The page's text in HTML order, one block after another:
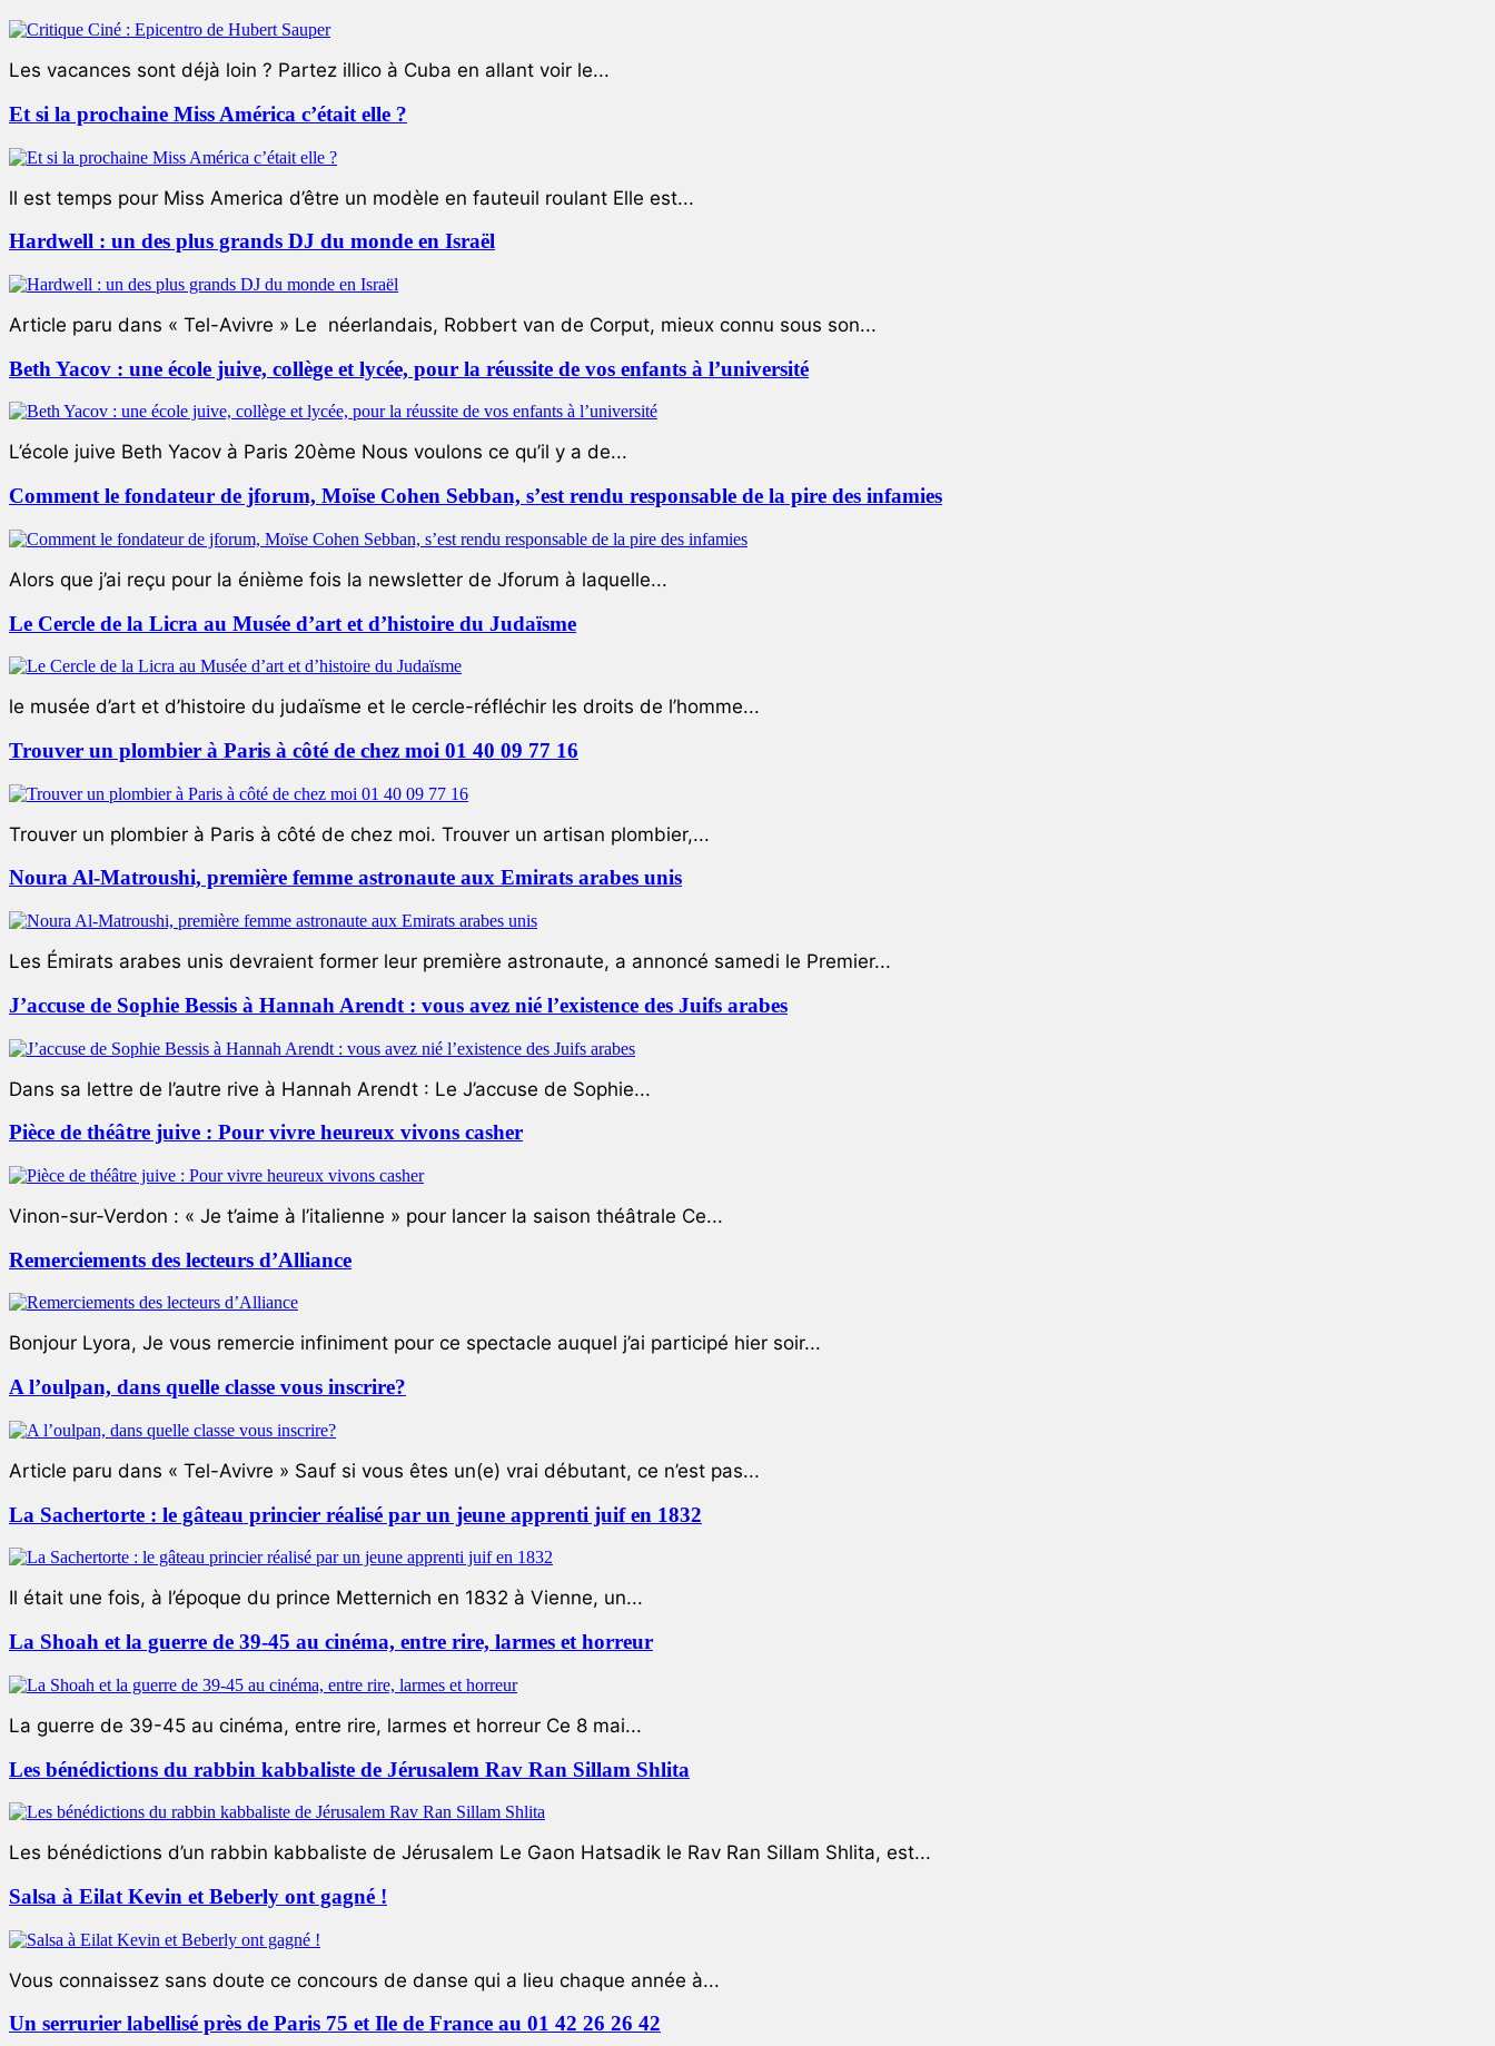
Les vacances sont déjà loin ? Partez illico à Cuba en allant voir le...
Et si la prochaine Miss América c’était elle ?
ll est temps pour Miss America d’être un modèle en fauteuil roulant Elle est...
Hardwell : un des plus grands DJ du monde en Israël
Article paru dans « Tel-Avivre » Le néerlandais, Robbert van de Corput, mieux connu sous son...
Beth Yacov : une école juive, collège et lycée, pour la réussite de vos enfants à l’université
L’école juive Beth Yacov à Paris 20ème Nous voulons ce qu’il y a de...
Comment le fondateur de jforum, Moïse Cohen Sebban, s’est rendu responsable de la pire des infamies
Alors que j’ai reçu pour la énième fois la newsletter de Jforum à laquelle...
Le Cercle de la Licra au Musée d’art et d’histoire du Judaïsme
le musée d’art et d’histoire du judaïsme et le cercle-réfléchir les droits de l’homme...
Trouver un plombier à Paris à côté de chez moi 01 40 09 77 16
Trouver un plombier à Paris à côté de chez moi. Trouver un artisan plombier,...
Noura Al-Matroushi, première femme astronaute aux Emirats arabes unis
Les Émirats arabes unis devraient former leur première astronaute, a annoncé samedi le Premier...
J’accuse de Sophie Bessis à Hannah Arendt : vous avez nié l’existence des Juifs arabes
Dans sa lettre de l’autre rive à Hannah Arendt : Le J’accuse de Sophie...
Pièce de théâtre juive : Pour vivre heureux vivons casher
Vinon-sur-Verdon : « Je t’aime à l’italienne » pour lancer la saison théâtrale Ce...
Remerciements des lecteurs d’Alliance
Bonjour Lyora, Je vous remercie infiniment pour ce spectacle auquel j’ai participé hier soir...
A l’oulpan, dans quelle classe vous inscrire?
Article paru dans « Tel-Avivre » Sauf si vous êtes un(e) vrai débutant, ce n’est pas...
La Sachertorte : le gâteau princier réalisé par un jeune apprenti juif en 1832
Il était une fois, à l’époque du prince Metternich en 1832 à Vienne, un...
La Shoah et la guerre de 39-45 au cinéma, entre rire, larmes et horreur
La guerre de 39-45 au cinéma, entre rire, larmes et horreur Ce 8 mai...
Les bénédictions du rabbin kabbaliste de Jérusalem Rav Ran Sillam Shlita
Les bénédictions d’un rabbin kabbaliste de Jérusalem Le Gaon Hatsadik le Rav Ran Sillam Shlita, est...
Salsa à Eilat Kevin et Beberly ont gagné !
Vous connaissez sans doute ce concours de danse qui a lieu chaque année à...
Un serrurier labellisé près de Paris 75 et Ile de France au 01 42 26 26 42